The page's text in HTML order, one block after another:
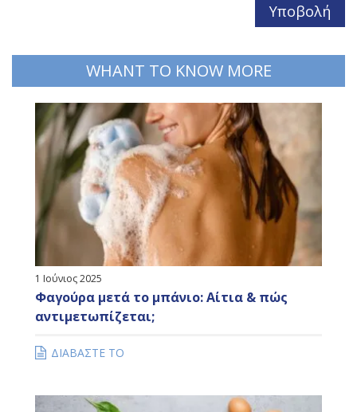
WHANT TO KNOW MORE
1 Ιούνιος 2025
Φαγούρα μετά το μπάνιο: Αίτια & πώς
αντιμετωπίζεται;
ΔΙΑΒΑΣΤΕ ΤΟ